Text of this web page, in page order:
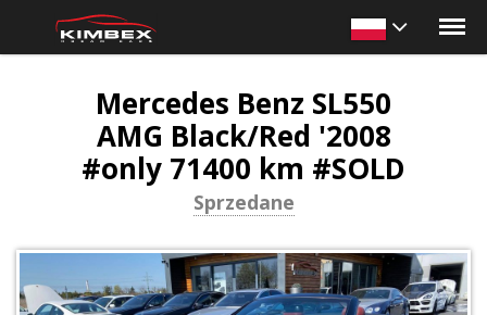
Mercedes Benz SL550
AMG Black/Red '2008
#only 71400 km #SOLD
Sprzedane